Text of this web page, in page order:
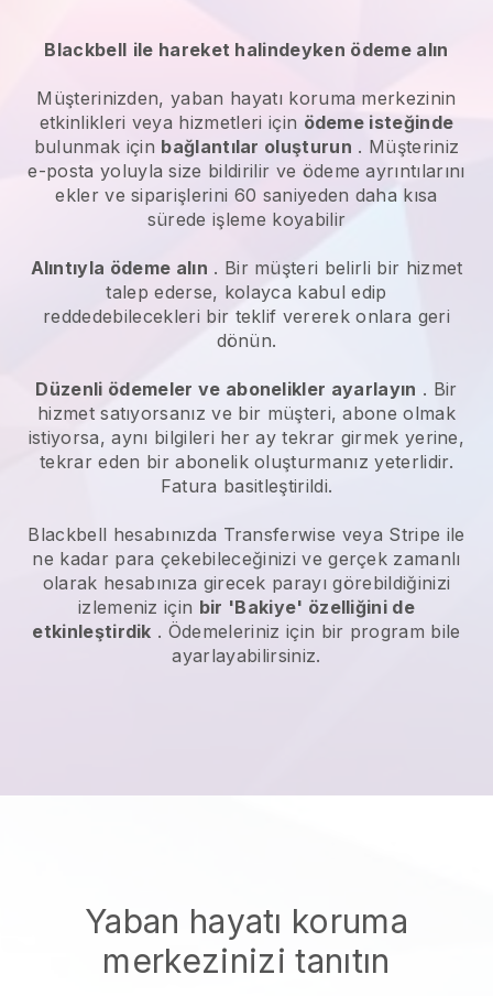
Blackbell ile hareket halindeyken ödeme alın
Müşterinizden,yaban hayatı koruma merkezinin
etkinlikleri veya hizmetleri için ödeme isteğinde
bulunmak için bağlantılar oluşturun . Müşteriniz
e-posta yoluyla size bildirilir ve ödeme ayrıntılarını
ekler ve siparişlerini 60 saniyeden daha kısa
sürede işleme koyabilir
Alıntıyla ödeme alın . Bir müşteri belirli bir hizmet
talep ederse, kolayca kabul edip
reddedebilecekleri bir teklif vererek onlara geri
dönün.
Düzenli ödemeler ve abonelikler ayarlayın . Bir
hizmet satıyorsanız ve bir müşteri, abone olmak
istiyorsa, aynı bilgileri her ay tekrar girmek yerine,
tekrar eden bir abonelik oluşturmanız yeterlidir.
Fatura basitleştirildi.
Blackbell hesabınızda Transferwise veya Stripe ile
ne kadar para çekebileceğinizi ve gerçek zamanlı
olarak hesabınıza girecek parayı görebildiğinizi
izlemeniz için bir 'Bakiye' özelliğini de
etkinleştirdik . Ödemeleriniz için bir program bile
ayarlayabilirsiniz.
Yaban hayatı koruma
merkezinizi tanıtın